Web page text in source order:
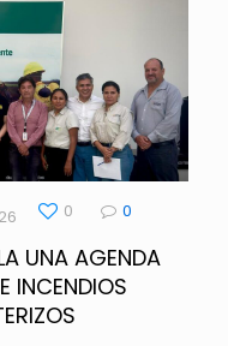
0 0
UNA AGENDA
INCENDIOS